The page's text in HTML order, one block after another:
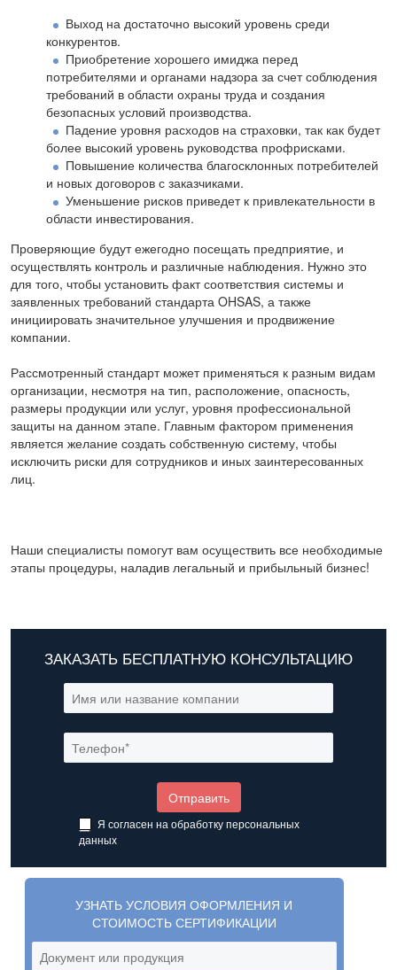
Выход на достаточно высокий уровень среди
конкурентов.
Приобретение хорошего имиджа перед
потребителями и органами надзора за счет соблюдения
требований в области охраны труда и создания
безопасных условий производства.
Падение уровня расходов на страховки, так как будет
более высокий уровень руководства профрисками.
Повышение количества благосклонных потребителей
и новых договоров с заказчиками.
Уменьшение рисков приведет к привлекательности в
области инвестирования.
Проверяющие будут ежегодно посещать предприятие, и
осуществлять контроль и различные наблюдения. Нужно это
для того, чтобы установить факт соответствия системы и
заявленных требований стандарта OHSAS, а также
инициировать значительное улучшения и продвижение
компании.
Рассмотренный стандарт может применяться к разным видам
организации, несмотря на тип, расположение, опасность,
размеры продукции или услуг, уровня профессиональной
защиты на данном этапе. Главным фактором применения
является желание создать собственную систему, чтобы
исключить риски для сотрудников и иных заинтересованных
лиц.
Наши специалисты помогут вам осуществить все необходимые
этапы процедуры, наладив легальный и прибыльный бизнес!
ЗАКАЗАТЬ БЕСПЛАТНУЮ КОНСУЛЬТАЦИЮ
Я согласен на обработкуперсональных
данных
УЗНАТЬ УСЛОВИЯ ОФОРМЛЕНИЯ И
СТОИМОСТЬ СЕРТИФИКАЦИИ